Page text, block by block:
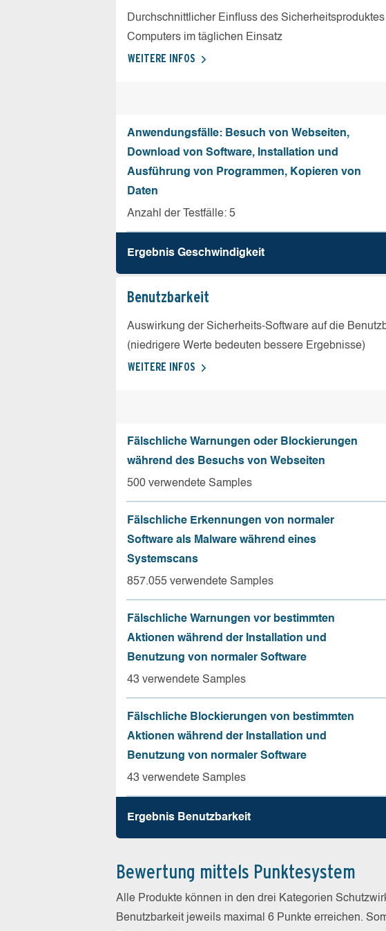
Durchschnittlicher Einfluss des
Computers im täglichen Einsatz
WEITERE INFOS
Anwendungsfälle: Besuch von Webseiten,
Download von Software, Installation und
Ausführung von Programmen, Kopieren von
Daten
Anzahl der Testfälle: 5
Ergebnis Geschw­indigkeit
Benutz­barkeit
Auswirkung der Sicherheits-Software auf die
(niedrigere Werte bedeuten bessere Ergebnisse)
WEITERE INFOS
Fälschliche Warnungen oder Blockierungen
während des Besuchs von Webseiten
500 verwendete Samples
Fälschliche Erkennungen von normaler
Software als Malware während eines
Systemscans
857.055 verwendete Samples
Fälschliche Warnungen vor bestimmten
Aktionen während der Installation und
Benutzung von normaler Software
43 verwendete Samples
Fälschliche Blockierungen von bestimmten
Aktionen während der Installation und
Benutzung von normaler Software
43 verwendete Samples
Ergebnis Benutz­barkeit
Bewertung mittels Punktesystem
Alle Produkte können in den drei Kategorien
Benutzbarkeit jeweils maximal 6 Punkte erreichen.